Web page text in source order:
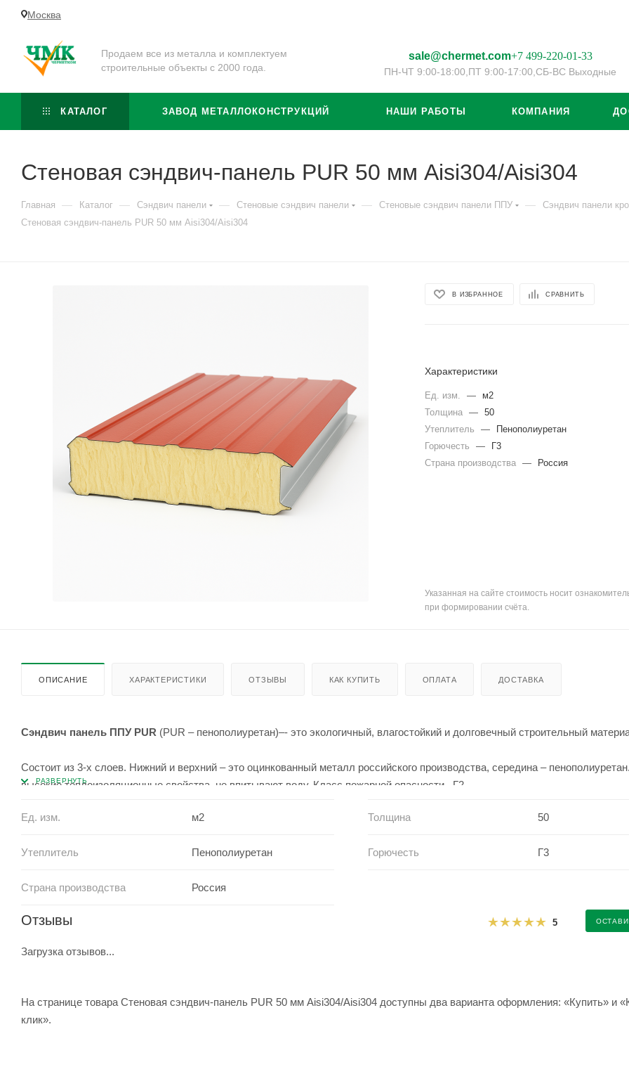
Москва
Продаем все из металла и комплектуем
строительные объекты с 2000 года.
sale@chermet.com+7 499-220-01-33
ПН-ЧТ 9:00-18:00, ПТ 9:00-17:00, СБ-ВС Выходные
КАТАЛОГ ЗАВОД МЕТАЛЛОКОНСТРУКЦИЙ НАШИ РАБОТЫ КОМПАНИЯ
Стеновая сэндвич-панель PUR 50 мм Aisi304/Aisi304
Главная — Каталог — Сэндвич панели — Стеновые сэндвич панели — Стеновые сэндвич панели ППУ — Сэндвич панели
Стеновая сэндвич-панель PUR 50 мм Aisi304/Aisi304
В ИЗБРАННОЕ СРАВНИТЬ
Характеристики
Ед. изм. —
м2
Толщина
—
50
Утеплитель
—
Пенополиуретан
Горючесть
—
Г3
Страна производства
— Россия
Указанная на сайте стоимость носит
при формировании счёта.
ОПИСАНИЕ ХАРАКТЕРИСТИКИ ОТЗЫВЫ КАК КУПИТЬ ОПЛАТА ДОСТАВКА
Сэндвич панель ППУ PUR (PUR – пенополиуретан)–- это экологичный, влагостойкий и долговечный строительный
Состоит из 3-х слоев. Нижний и верхний – это оцинкованный металл российского производства, середина –
высокие теплоизоляционные свойства, не впитывают воду. Класс пожарной опасности –Г2
Используется для каркасного малоэтажного строительства, коттеджей, для строительства холодильных камер. Применяют
Оборудование позволяет изготовить панели длиной от 1,5 до 16 метров. По ширине стеновые 1185мм, кровельные – 1000мм,
толщиной стеновые от 40 до 200мм, кровельные – от 40 до 160мм. Периодическая линия дает нам возможность
минимального объема, можно от одной пачки.
Мы производим сэндвич панели как с гладкой, так и с профилированной поверхностью, любых цветов RAL. Применяем
Ед. изм. м2 Толщина 50
Утеплитель Пенополиуретан Горючесть Г3
Страна производства Россия
Отзывы 5
Загрузка отзывов...
На странице товара Стеновая сэндвич-панель PUR 50 мм Aisi304/Aisi304 доступны два варианта оформления: «Купить» и
клик».